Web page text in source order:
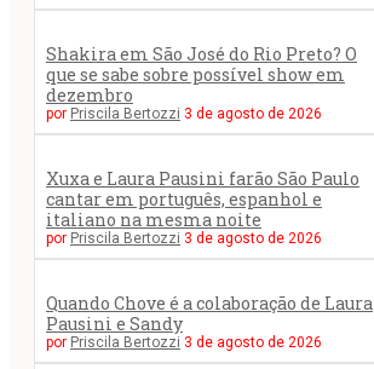
Shakira em São José do Rio Preto? O
que se sabe sobre possível show em
dezembro
por Priscila Bertozzi 3 de agosto de 2026
Xuxa e Laura Pausini farão São Paulo
cantar em português, espanhol e
italiano na mesma noite
por Priscila Bertozzi 3 de agosto de 2026
Quando Chove é a colaboração de Laura
Pausini e Sandy
por Priscila Bertozzi 3 de agosto de 2026